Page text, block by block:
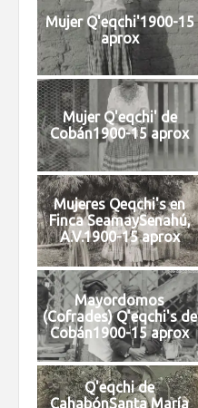
Mujer Q'eqchi'1900-15
aprox
Mujer Q'eqchi' de
Cobán1900-15 aprox
Mujeres Qeqchi's en
Finca SeamaySenahú,
A.V.1900-15 aprox
Mayordomos
(Cofrades) Q'eqchi's de
Cobán1900-15 aprox
Q'eqchi de
CahabónSanta María